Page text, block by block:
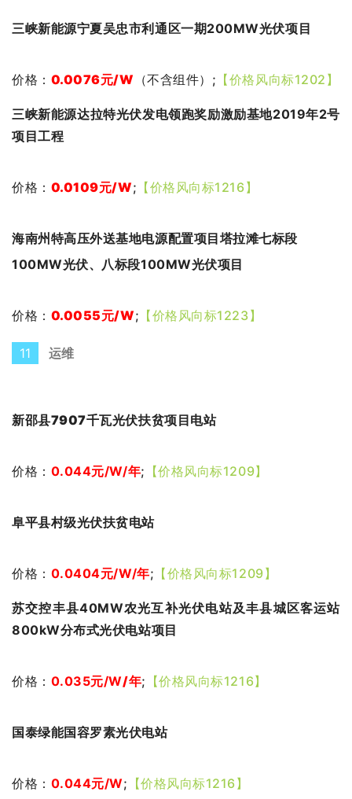
三峡新能源宁夏吴忠市利通区一期200MW光伏项目
价格： 0.0076元/W （不含组件）; 【价格风向标1202】
三峡新能源达拉特光伏发电领跑奖励激励基地2019年2号
项目工程
价格： 0.0109元/W; 【价格风向标1216】
海南州特高压外送基地电源配置项目塔拉滩七标段
100MW光伏、八标段100MW光伏项目
价格： 0.0055元/W; 【价格风向标1223】
11 运维
新邵县7907千瓦光伏扶贫项目电站
价格： 0.044元/W/年; 【价格风向标1209】
阜平县村级光伏扶贫电站
价格： 0.0404元/W/年; 【价格风向标1209】
苏交控丰县40MW农光互补光伏电站及丰县城区客运站
800kW分布式光伏电站项目
价格： 0.035元/W/年; 【价格风向标1216】
国泰绿能国容罗素光伏电站
价格： 0.044元/W; 【价格风向标1216】